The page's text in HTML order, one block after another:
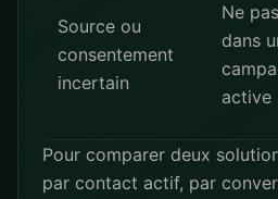
Source ou
consentement
incertain
Ne
dans
active
Pour comparer deux
par contact actif, par